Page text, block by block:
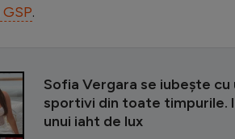
GSP.
Sofia Vergara se iubește
sportivi din toate timpurile.
unui iaht de lux